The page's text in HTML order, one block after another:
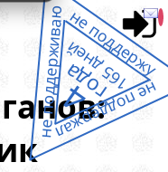
не поддержал
не поддерживаюне поддержу
4
года
165 дней